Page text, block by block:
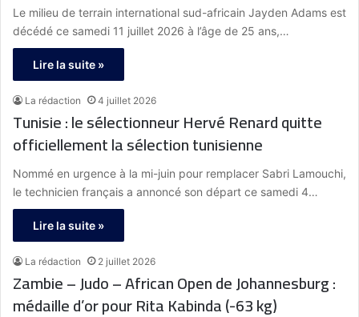
Le milieu de terrain international sud-africain Jayden Adams est
décédé ce samedi 11 juillet 2026 à l’âge de 25 ans,…
Lire la suite »
La rédaction 4 juillet 2026
Tunisie : le sélectionneur Hervé Renard quitte
officiellement la sélection tunisienne
Nommé en urgence à la mi-juin pour remplacer Sabri Lamouchi,
le technicien français a annoncé son départ ce samedi 4…
Lire la suite »
La rédaction 2 juillet 2026
Zambie – Judo – African Open de Johannesburg :
médaille d’or pour Rita Kabinda (-63 kg)